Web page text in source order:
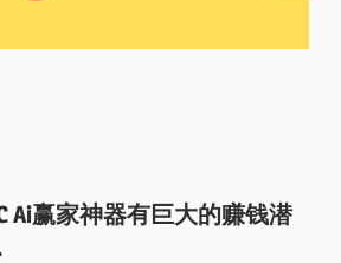
Ai赢家神器有巨大的赚钱潜